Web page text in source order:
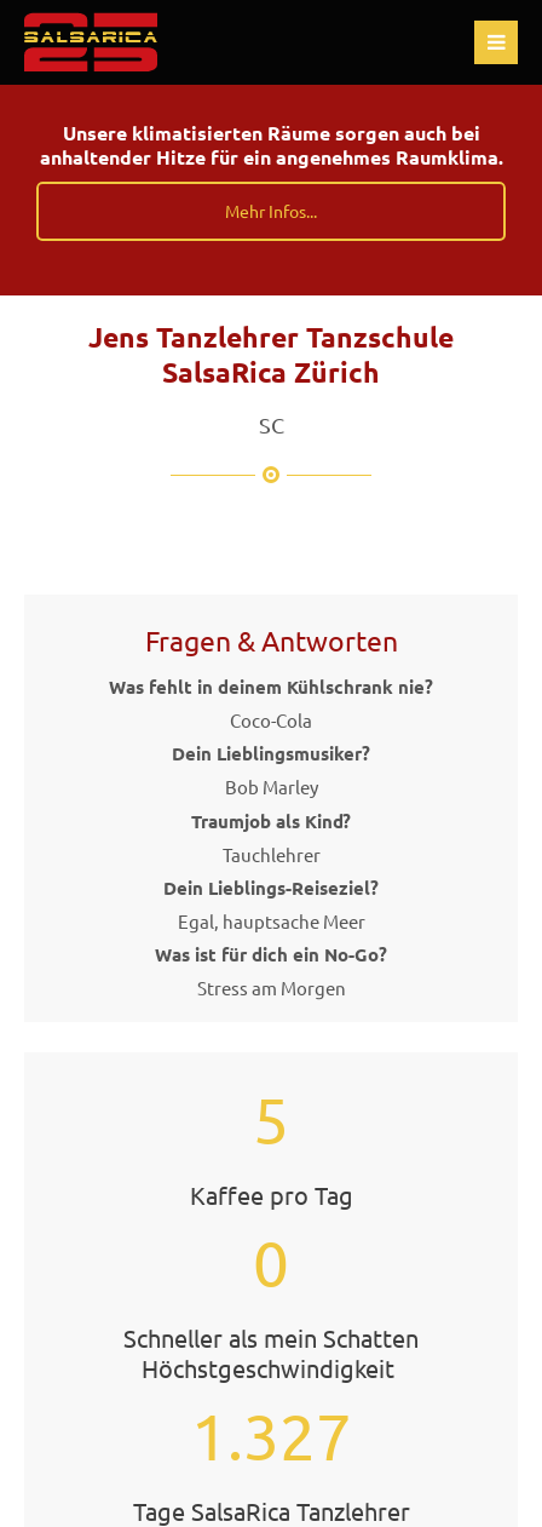
Unsere klimatisierten Räume sorgen auch bei
anhaltender Hitze für ein angenehmes Raumklima.
Mehr Infos...
Jens Tanzlehrer Tanzschule
SalsaRica Zürich
SC
Fragen & Antworten
Was fehlt in deinem Kühlschrank nie?
Coco-Cola
Dein Lieblingsmusiker?
Bob Marley
Traumjob als Kind?
Tauchlehrer
Dein Lieblings-Reiseziel?
Egal, hauptsache Meer
Was ist für dich ein No-Go?
Stress am Morgen
5
Kaffee pro Tag
0
Schneller als mein Schatten
Höchstgeschwindigkeit
1.327
Tage SalsaRica Tanzlehrer